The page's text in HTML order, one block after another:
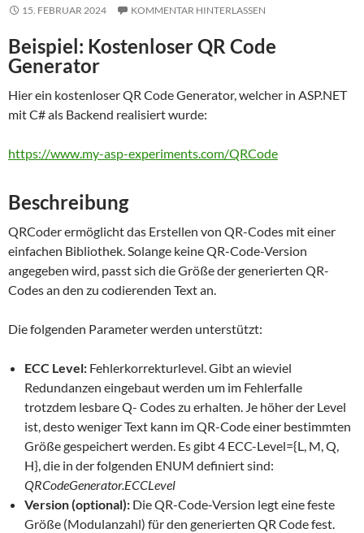
15. FEBRUAR 2024 KOMMENTAR HINTERLASSEN
Beispiel: Kostenloser QR Code
Generator
Hier ein kostenloser QR Code Generator, welcher in ASP.NET
mit C# als Backend realisiert wurde:
https://www.my-asp-experiments.com/QRCode
Beschreibung
QRCoder ermöglicht das Erstellen von QR-Codes mit einer
einfachen Bibliothek. Solange keine QR-Code-Version
angegeben wird, passt sich die Größe der generierten QR-
Codes an den zu codierenden Text an.
Die folgenden Parameter werden unterstützt:
ECC Level: Fehlerkorrekturlevel. Gibt an wieviel
Redundanzen eingebaut werden um im Fehlerfalle
trotzdem lesbare Q- Codes zu erhalten. Je höher der Level
ist, desto weniger Text kann im QR-Code einer bestimmten
Größe gespeichert werden. Es gibt 4 ECC-Level={L, M, Q,
H}, die in der folgenden ENUM definiert sind:
QRCodeGenerator.ECCLevel
Version (optional): Die QR-Code-Version legt eine feste
Größe (Modulanzahl) für den generierten QR Code fest.